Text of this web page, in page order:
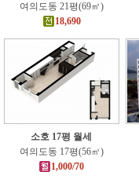
여의도동 21평(69㎡)
18,690
소호 17평 월세
여의도동 17평(56㎡)
1,000/70